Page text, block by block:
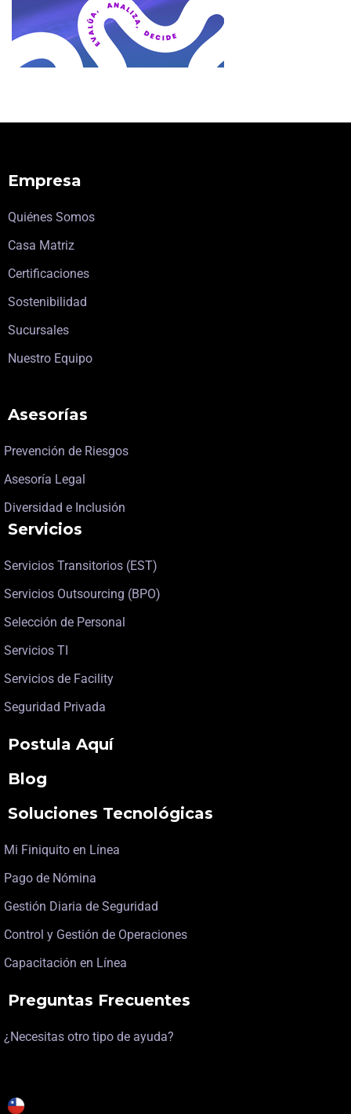
Empresa
Quiénes Somos
Casa Matriz
Certificaciones
Sostenibilidad
Sucursales
Nuestro Equipo
Asesorías
Prevención de Riesgos
Asesoría Legal
Diversidad e Inclusión
Servicios
Servicios Transitorios (EST)
Servicios Outsourcing (BPO)
Selección de Personal
Servicios TI
Servicios de Facility
Seguridad Privada
Postula Aquí
Blog
Soluciones Tecnológicas
Mi Finiquito en Línea
Pago de Nómina
Gestión Diaria de Seguridad
Control y Gestión de Operaciones
Capacitación en Línea
Preguntas Frecuentes
¿Necesitas otro tipo de ayuda?